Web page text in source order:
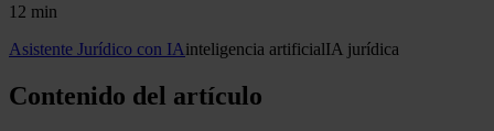
12 min
Asistente Jurídico con IAinteligencia artificialIA jurídica
Contenido del artículo